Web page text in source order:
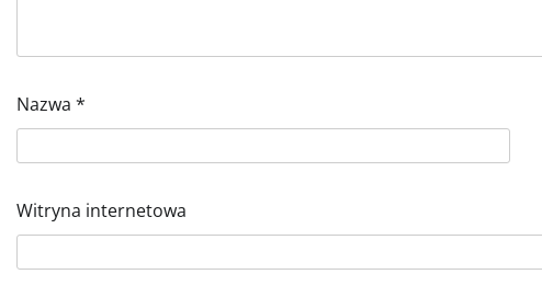
Nazwa *
Witryna internetowa